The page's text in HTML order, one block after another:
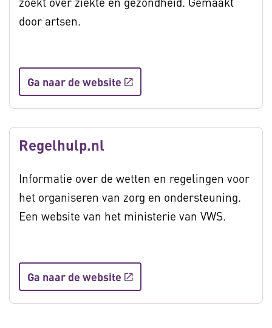
door artsen.
Ga naar de website
Regelhulp.nl
Informatie over de wetten en regelingen voor
het organiseren van zorg en ondersteuning.
Een website van het ministerie van VWS.
Ga naar de website